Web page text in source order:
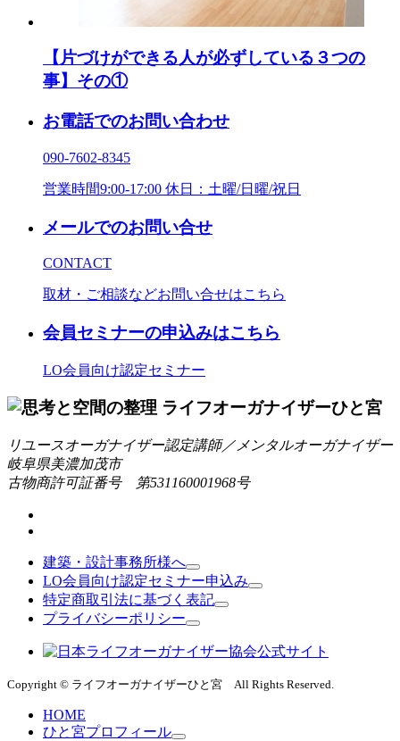
【片づけができる人が必ずしている３つの
事】その①
お電話でのお問い合わせ
090-7602-8345
営業時間9:00-17:00 休日：土曜/日曜/祝日
メールでのお問い合せ
CONTACT
取材・ご相談などお問い合せはこちら
会員セミナーの申込みはこちら
LO会員向け認定セミナー
リユースオーガナイザー認定講師／メンタルオーガナイザー
岐阜県美濃加茂市
古物商許可証番号 第531160001968号
建築・設計事務所様へ
LO会員向け認定セミナー申込み
特定商取引法に基づく表記
プライバシーポリシー
Copyright © ライフオーガナイザーひと宮 All Rights Reserved.
HOME
ひと宮プロフィール